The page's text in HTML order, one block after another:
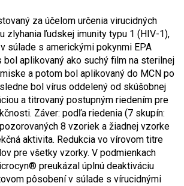
za účelom určenia virucidných
zlyhania ľudskej imunity typu 1 (HIV-1),
súlade s americkými pokynmi EPA
bol aplikovaný ako suchý film na sterilnej
a potom bol aplikovaný do MCN po
bol vírus oddelený od skúšobnej
a titrovaný postupným riedením pre
Záver: podľa riedenia (7 skupín:
8 vzoriek a žiadnej vzorke
aktivita. Redukcia vo vírovom titre
pre všetky vzorky. V podmienkach
preukázal úplnú deaktiváciu
pôsobení v súlade s vírucidnými